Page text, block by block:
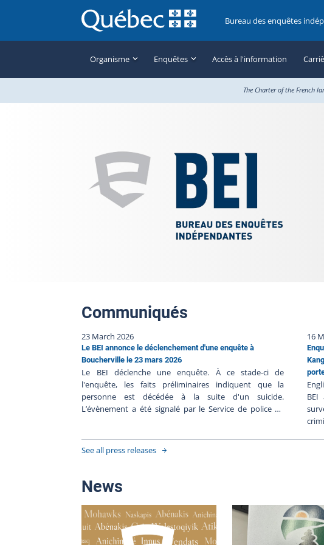
Bureau des enquêtes
Organisme Enquêtes Accès à l'information
The Charter of the French
Communiqués
23 March 2026
Le BEI annonce le déclenchement d'une enquête à
Boucherville le 23 mars 2026
Le BEI déclenche une enquête. À ce stade-ci de
l'enquête, les faits préliminaires indiquent que la
personne est décédée à la suite d'un suicide.
L’évènement a été signalé par le Service de police de
complète sur les faits entourant l’intervention policière.
Le BEI enquête dans tous les cas où une personne,
blessure grave ou est blessée par une arme à feu utilisée
par un policier lors d'une intervention policière ou
durant sa détention par un corps de police. Plus de sept
enquêteurs du BEI sont déployés afin de faire la lumière
sur l’évènement. Vu les circonstances de l’événement,
les services de soutien d’un corps de police n’ont pas été
16
BEI
See all press releases
News